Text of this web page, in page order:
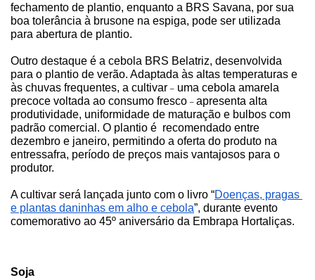
fechamento de plantio, enquanto a BRS Savana, por sua
boa tolerância à brusone na espiga, pode ser utilizada
para abertura de plantio.
Outro destaque é a cebola BRS Belatriz, desenvolvida
para o plantio de verão. Adaptada às altas temperaturas e
às chuvas frequentes, a cultivar – uma cebola amarela
precoce voltada ao consumo fresco – apresenta alta
produtividade, uniformidade de maturação e bulbos com
padrão comercial. O plantio é  recomendado entre
dezembro e janeiro, permitindo a oferta do produto na
entressafra, período de preços mais vantajosos para o
produtor.
A cultivar será lançada junto com o livro “Doenças, pragas
e plantas daninhas em alho e cebola”, durante evento
comemorativo ao 45º aniversário da Embrapa Hortaliças.
Soja